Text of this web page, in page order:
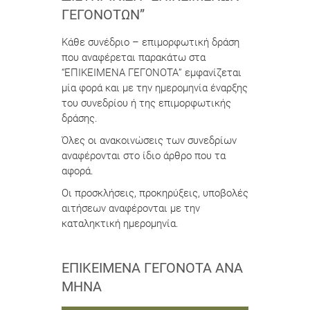
ΓΕΓΟΝΌΤΩΝ”
Κάθε συνέδριο – επιμορφωτική δράση
που αναφέρεται παρακάτω στα
“ΕΠΙΚΕΙΜΕΝΑ ΓΕΓΟΝΟΤΑ” εμφανίζεται
μία φορά και με την ημερομηνία έναρξης
του συνεδρίου ή της επιμορφωτικής
δράσης.
Όλες οι ανακοινώσεις των συνεδρίων
αναφέρονται στο ίδιο άρθρο που τα
αφορά.
Οι προσκλήσεις, προκηρύξεις, υποβολές
αιτήσεων αναφέρονται με την
καταληκτική ημερομηνία.
ΕΠΙΚΕΊΜΕΝΑ ΓΕΓΟΝΌΤΑ ΑΝΆ
ΜΉΝΑ